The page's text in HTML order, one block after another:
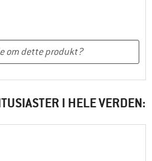
I HELE VERDEN: